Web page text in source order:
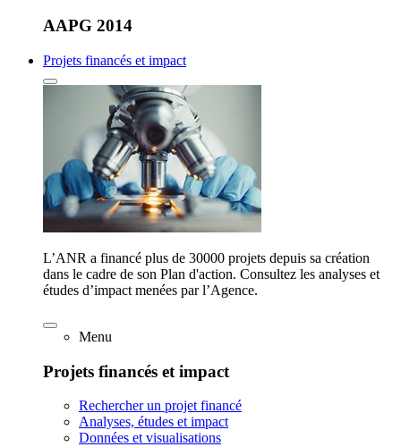
AAPG 2014
Projets financés et impact
L’ANR a financé plus de 30000 projets depuis sa création
dans le cadre de son Plan d'action. Consultez les analyses et
études d’impact menées par l’Agence.
Menu
Projets financés et impact
Rechercher un projet financé
Analyses, études et impact
Données et visualisations